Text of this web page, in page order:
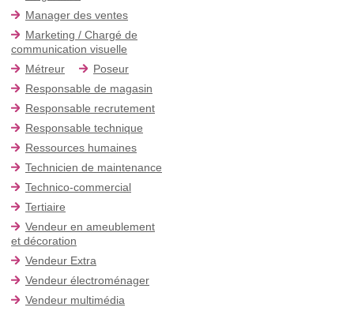
Manager des ventes
Marketing / Chargé de
communication visuelle
Métreur
Poseur
Responsable de magasin
Responsable recrutement
Responsable technique
Ressources humaines
Technicien de maintenance
Technico-commercial
Tertiaire
Vendeur en ameublement
et décoration
Vendeur Extra
Vendeur électroménager
Vendeur multimédia